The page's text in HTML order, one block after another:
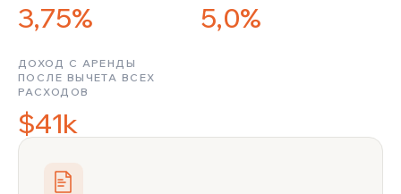
3,75% 5,0%
ДОХОД С АРЕНДЫ
ПОСЛЕ ВЫЧЕТА ВСЕХ
РАСХОДОВ
$41k